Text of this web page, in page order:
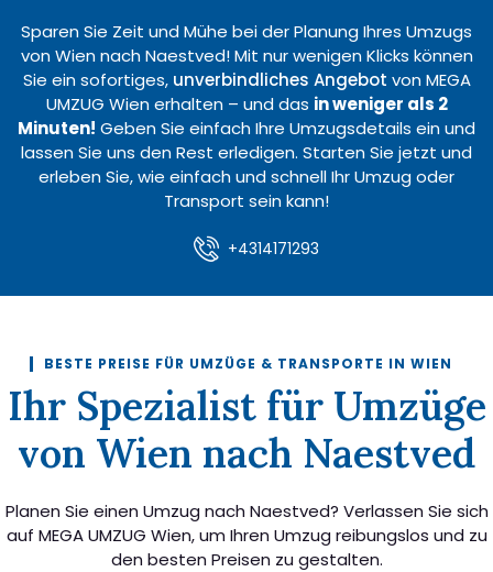
Sparen Sie Zeit und Mühe bei der Planung Ihres Umzugs
von Wien nach Naestved! Mit nur wenigen Klicks können
Sie ein sofortiges, unverbindliches Angebot von MEGA
UMZUG Wien erhalten – und das in weniger als 2
Minuten! Geben Sie einfach Ihre Umzugsdetails ein und
lassen Sie uns den Rest erledigen. Starten Sie jetzt und
erleben Sie, wie einfach und schnell Ihr Umzug oder
Transport sein kann!
+4314171293
BESTE PREISE FÜR UMZÜGE & TRANSPORTE IN WIEN
Ihr Spezialist für Umzüge
von Wien nach Naestved
Planen Sie einen Umzug nach Naestved? Verlassen Sie sich
auf MEGA UMZUG Wien, um Ihren Umzug reibungslos und zu
den besten Preisen zu gestalten.